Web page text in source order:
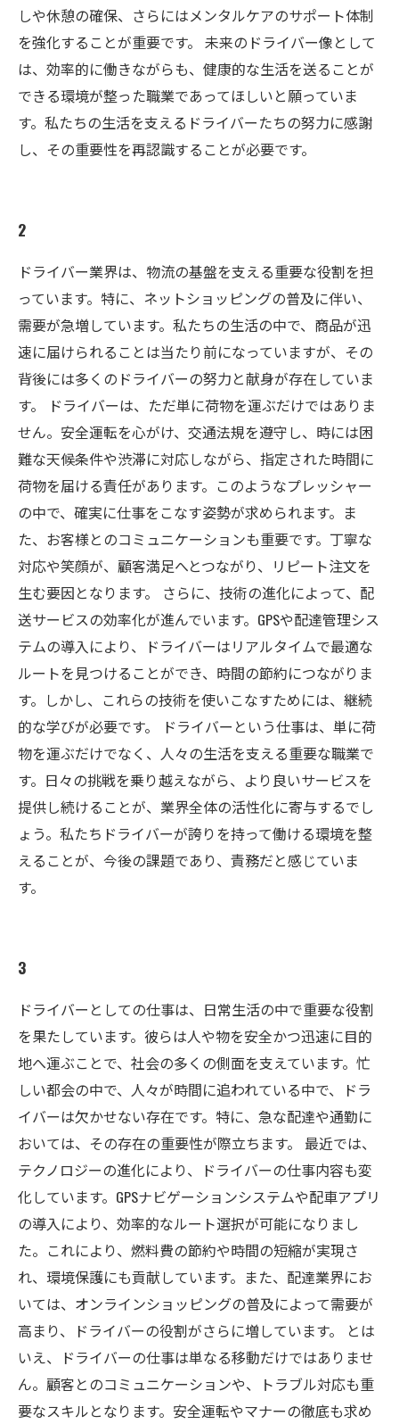
しや休憩の確保、さらにはメンタルケアのサポート体制
を強化することが重要です。 未来のドライバー像として
は、効率的に働きながらも、健康的な生活を送ることが
できる環境が整った職業であってほしいと願っていま
す。私たちの生活を支えるドライバーたちの努力に感謝
し、その重要性を再認識することが必要です。
2
ドライバー業界は、物流の基盤を支える重要な役割を担
っています。特に、ネットショッピングの普及に伴い、
需要が急増しています。私たちの生活の中で、商品が迅
速に届けられることは当たり前になっていますが、その
背後には多くのドライバーの努力と献身が存在していま
す。 ドライバーは、ただ単に荷物を運ぶだけではありま
せん。安全運転を心がけ、交通法規を遵守し、時には困
難な天候条件や渋滞に対応しながら、指定された時間に
荷物を届ける責任があります。このようなプレッシャー
の中で、確実に仕事をこなす姿勢が求められます。ま
た、お客様とのコミュニケーションも重要です。丁寧な
対応や笑顔が、顧客満足へとつながり、リピート注文を
生む要因となります。 さらに、技術の進化によって、配
送サービスの効率化が進んでいます。GPSや配達管理シス
テムの導入により、ドライバーはリアルタイムで最適な
ルートを見つけることができ、時間の節約につながりま
す。しかし、これらの技術を使いこなすためには、継続
的な学びが必要です。 ドライバーという仕事は、単に荷
物を運ぶだけでなく、人々の生活を支える重要な職業で
す。日々の挑戦を乗り越えながら、より良いサービスを
提供し続けることが、業界全体の活性化に寄与するでし
ょう。私たちドライバーが誇りを持って働ける環境を整
えることが、今後の課題であり、責務だと感じていま
す。
3
ドライバーとしての仕事は、日常生活の中で重要な役割
を果たしています。彼らは人や物を安全かつ迅速に目的
地へ運ぶことで、社会の多くの側面を支えています。忙
しい都会の中で、人々が時間に追われている中で、ドラ
イバーは欠かせない存在です。特に、急な配達や通勤に
おいては、その存在の重要性が際立ちます。 最近では、
テクノロジーの進化により、ドライバーの仕事内容も変
化しています。GPSナビゲーションシステムや配車アプリ
の導入により、効率的なルート選択が可能になりまし
た。これにより、燃料費の節約や時間の短縮が実現さ
れ、環境保護にも貢献しています。また、配達業界にお
いては、オンラインショッピングの普及によって需要が
高まり、ドライバーの役割がさらに増しています。 とは
いえ、ドライバーの仕事は単なる移動だけではありませ
ん。顧客とのコミュニケーションや、トラブル対応も重
要なスキルとなります。安全運転やマナーの徹底も求め